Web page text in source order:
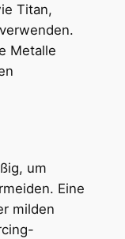
Titan,
Metalle
um
Eine
milden